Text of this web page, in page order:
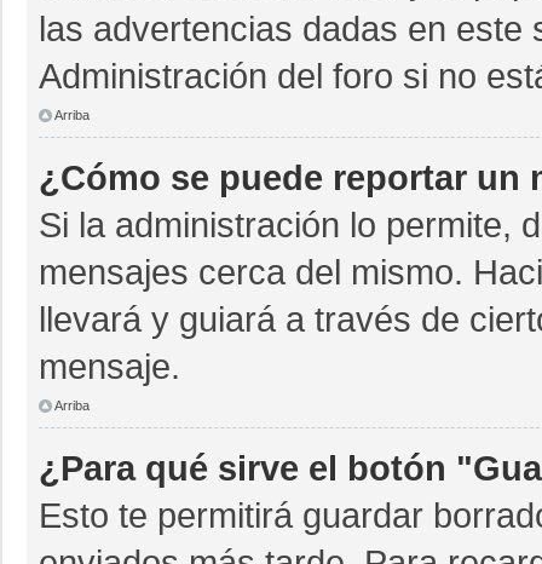
las advertencias dadas en este
Administración del foro si no
Arriba
¿Cómo se puede reportar un
Si la administración lo permite,
mensajes cerca del mismo.
llevará y guiará a través de
mensaje.
Arriba
¿Para qué sirve el botón
Esto te permitirá guardar